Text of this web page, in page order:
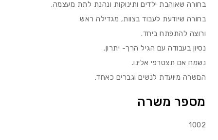
בחורה שאוהבת ילדים ותינוקות ונהנת לתת מעצמה.
בחורה שיודעת לעבוד בצוות, מגדילה ראש
ורוצה להתפתח ביחד.
נסיון בעבודה עם הגיל הרך- יתרון.
נשמח אם תצטרפי אלינו.
המשרה מיועדת לנשים וגברים כאחד.
מספר משרה
1002